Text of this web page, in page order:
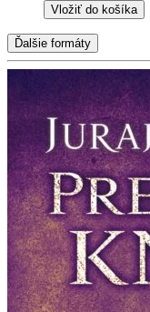
Vložiť do košíka
Ďalšie formáty